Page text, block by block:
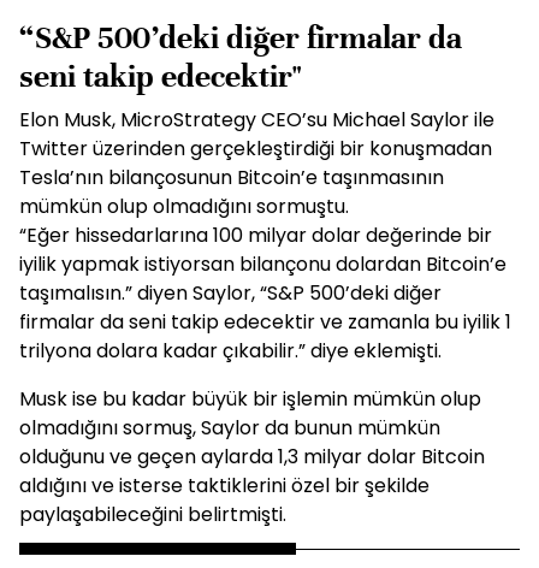
“S&P 500’deki diğer firmalar da
seni takip edecektir"
Elon Musk, MicroStrategy CEO’su Michael Saylor ile
Twitter üzerinden gerçekleştirdiği bir konuşmadan
Tesla’nın bilançosunun Bitcoin’e taşınmasının
mümkün olup olmadığını sormuştu.
“Eğer hissedarlarına 100 milyar dolar değerinde bir
iyilik yapmak istiyorsan bilançonu dolardan Bitcoin’e
taşımalısın.” diyen Saylor, “S&P 500’deki diğer
firmalar da seni takip edecektir ve zamanla bu iyilik 1
trilyona dolara kadar çıkabilir.” diye eklemişti.
Musk ise bu kadar büyük bir işlemin mümkün olup
olmadığını sormuş, Saylor da bunun mümkün
olduğunu ve geçen aylarda 1,3 milyar dolar Bitcoin
aldığını ve isterse taktiklerini özel bir şekilde
paylaşabileceğini belirtmişti.